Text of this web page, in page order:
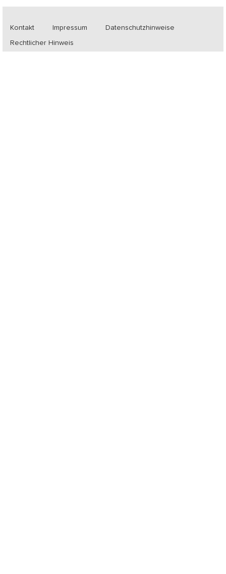
Kontakt Impressum Datenschutzhinweise
Rechtlicher Hinweis